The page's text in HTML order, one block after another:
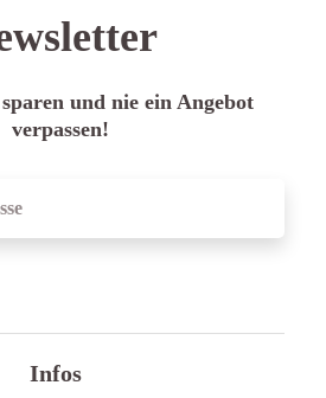
und nie ein Angebot
verpassen!
Infos